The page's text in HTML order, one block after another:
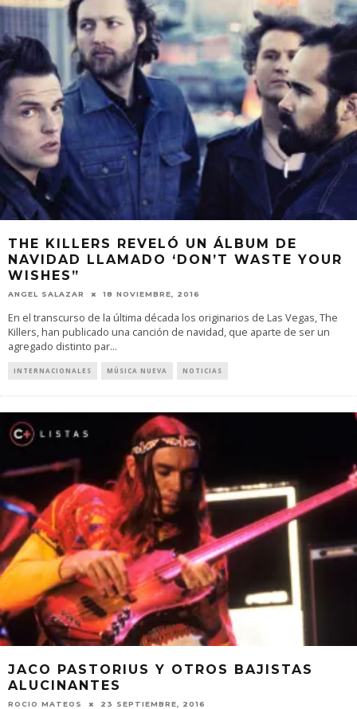
THE KILLERS REVELÓ UN ÁLBUM DE
NAVIDAD LLAMADO ‘DON’T WASTE YOUR
WISHES”
ANGEL SALAZAR 18 NOVIEMBRE, 2016
En el transcurso de la última década los originarios de Las Vegas, The
Killers, han publicado una canción de navidad, que aparte de ser un
agregado distinto par...
INTERNACIONALES MÚSICA NUEVA NOTICIAS
JACO PASTORIUS Y OTROS BAJISTAS
ALUCINANTES
ROCIO MATEOS 23 SEPTIEMBRE, 2016